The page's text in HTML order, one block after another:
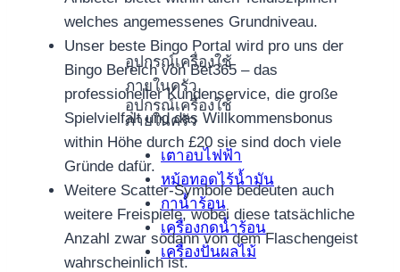
อุปกรณ์เครื่องใช้
ภายในครัว
อุปกรณ์เครื่องใช้
ภายในครัว
เตาอบไฟฟ้า
หม้อทอดไร้น้ำมัน
กาน้ำร้อน
เครื่องกดน้ำร้อน
เครื่องปั่นผลไม้
welches angemessenes Grundniveau.
Unser beste Bingo Portal wird pro uns der
Bingo Bereich von Bet365 – das
professioneller Kundenservice, die große
Spielvielfalt und das Willkommensbonus
within Höhe durch £20 sie sind doch viele
Gründe dafür.
Weitere Scatter-Symbole bedeuten auch
weitere Freispiele, wobei diese tatsächliche
Anzahl zwar sodann von dem Flaschengeist
wahrscheinlich ist.